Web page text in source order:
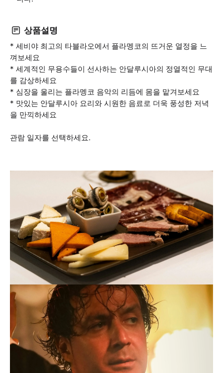
상품설명
* 세비야 최고의 타블라오에서 플라멩코의 뜨거운 열정을 느
껴보세요
* 세계적인 무용수들이 선사하는 안달루시아의 정열적인 무대
를 감상하세요
* 심장을 울리는 플라멩코 음악의 리듬에 몸을 맡겨보세요
* 맛있는 안달루시아 요리와 시원한 음료로 더욱 풍성한 저녁
을 만끽하세요
관람 일자를 선택하세요.